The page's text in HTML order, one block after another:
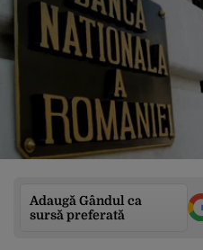
Adaugă Gândul ca
sursă preferată